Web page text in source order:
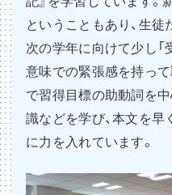
ということもあり、生徒
次の学年に向けて少し「
意味での緊張感を持っ
で習得目標の助動詞を中
識などを学び、本文を
に力を入れています。